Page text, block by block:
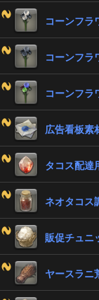
コーンフラ
コーンフラ
コーンフラ
広告看板素
タコス配達
ネオタコス
販促チュニ
ヤースラニ